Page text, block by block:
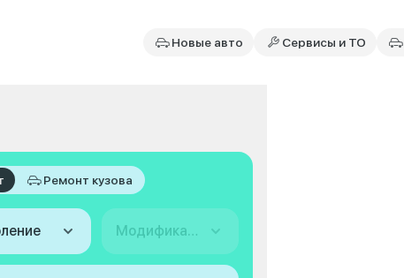
Новые авто Сервисы и ТО
Ремонт кузова
Модификация